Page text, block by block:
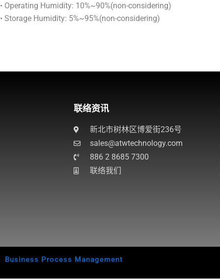
• Operating Humidity: 10%~90%(non-considering)
• Storage Humidity: 5%~95%(non-considering)
联络资讯
新北市树林区博爱街236号
sales@atwtechnology.com​
886 2 8685 7300
联络我们
Business Process Management